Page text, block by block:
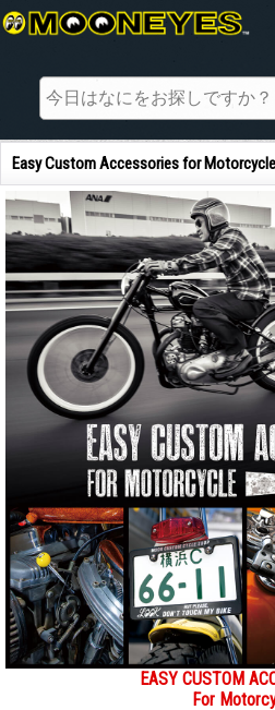
Easy Custom Accessories for Motorcycle
EASY CUSTOM
For